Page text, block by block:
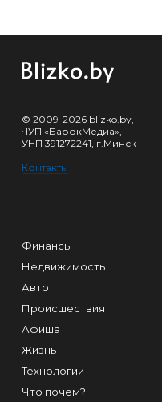
© 2009-2026 blizko.by,
ЧУП «БарокМедиа»,
УНП 391272241, г.Минск
Контакты
Финансы
Недвижимость
Авто
Происшествия
Афиша
Жизнь
Технологии
Что почем?